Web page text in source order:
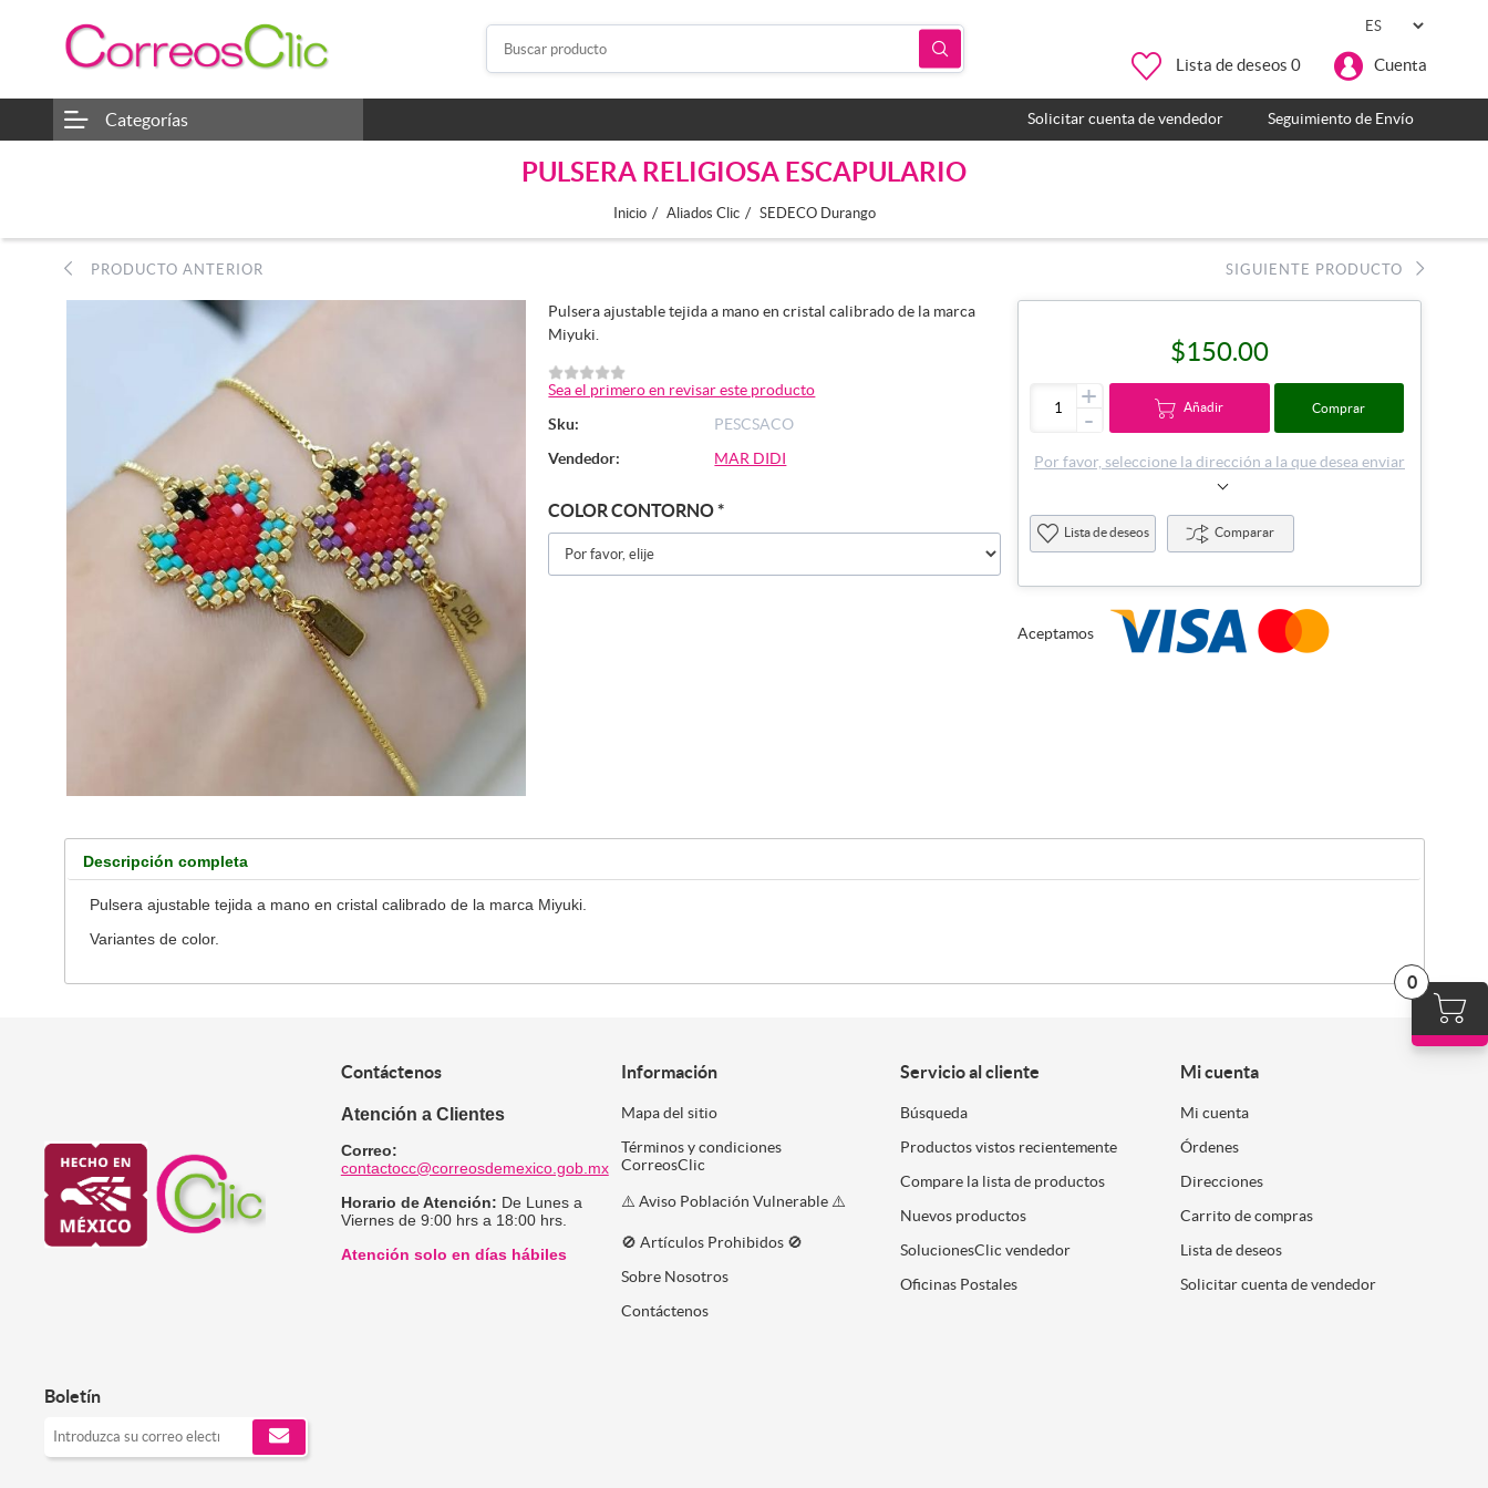
Lista de deseos 0 Cuenta
0
Categorías Solicitar cuenta de vendedor Seguimiento de Envío
PULSERA RELIGIOSA ESCAPULARIO
Inicio / Aliados Clic / SEDECO Durango
PRODUCTO ANTERIOR SIGUIENTE PRODUCTO
Pulsera ajustable tejida a mano en cristal calibrado de la marca
Miyuki.
Sea el primero en revisar este producto
Sku:
PESCSACO
Vendedor:
MAR DIDI
COLOR CONTORNO*
$150.00
+
- Añadir Comprar
Por favor, seleccione la dirección a la que desea enviar
Lista de deseos Comparar
Aceptamos
Descripción completa
Pulsera ajustable tejida a mano en cristal calibrado de la marca Miyuki.
Variantes de color.
Boletín
Contáctenos
Atención a Clientes
Correo:
contactocc@correosdemexico.gob.mx
Horario de Atención: De Lunes a
Viernes de 9:00 hrs a 18:00 hrs.
Atención solo en días hábiles
Información
Mapa del sitio
Términos y condiciones
CorreosClic
⚠️ Aviso Población Vulnerable ⚠️
🚫 Artículos Prohibidos 🚫
Sobre Nosotros
Contáctenos
Servicio al cliente
Búsqueda
Productos vistos recientemente
Compare la lista de productos
Nuevos productos
SolucionesClic vendedor
Oficinas Postales
Mi cuenta
Mi cuenta
Órdenes
Direcciones
Carrito de compras
Lista de deseos
Solicitar cuenta de vendedor